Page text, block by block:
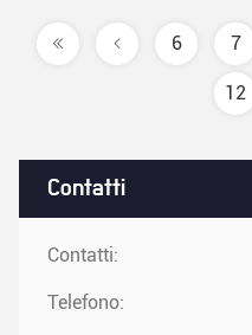
Contatti
Contatti:
Telefono:
6 7
12